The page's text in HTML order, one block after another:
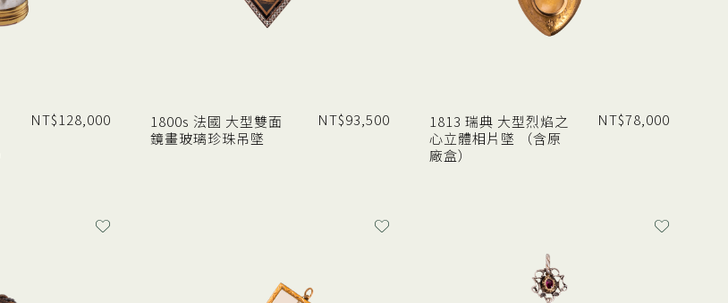
NT$128,000
1800s 法國 大型雙面
鏡畫玻璃珍珠吊墜
NT$93,500
1813 瑞典 大型烈焰之
心立體相片墜 （含原
廠盒）
NT$78,000